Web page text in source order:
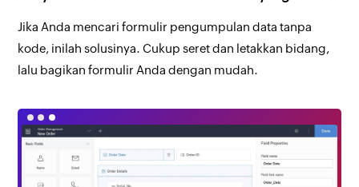
Jika Anda mencari formulir pengumpulan data tanpa
kode, inilah solusinya. Cukup seret dan letakkan bidang,
lalu bagikan formulir Anda dengan mudah.